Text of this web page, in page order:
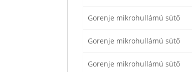
Gorenje mikrohullámú sütő
Gorenje mikrohullámú sütő
Gorenje mikrohullámú sütő